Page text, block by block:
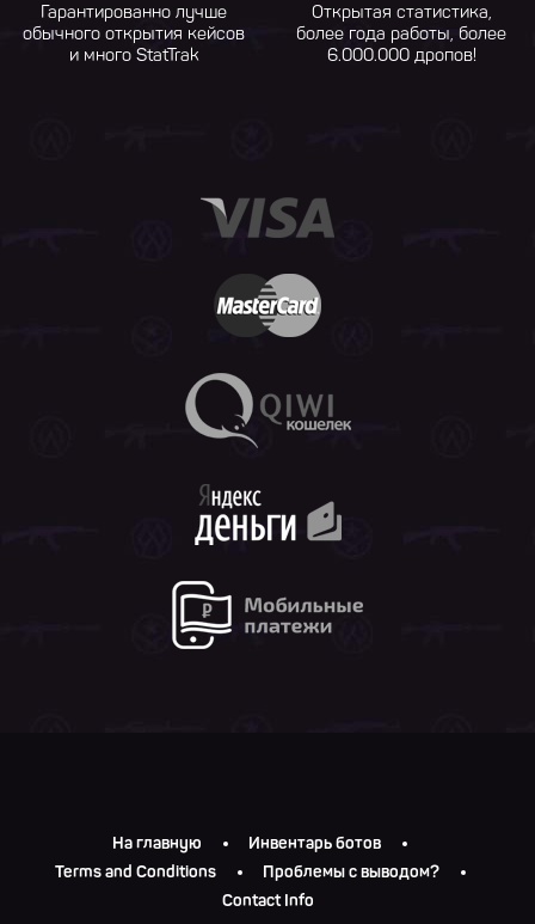
Гарантированно лучше
обычного открытия кейсов
и много StatTrak
Открытая статистика,
более года работы, более
6.000.000 дропов!
На главную
Инвентарь ботов
Terms and Conditions
Проблемы с выводом?
Contact Info